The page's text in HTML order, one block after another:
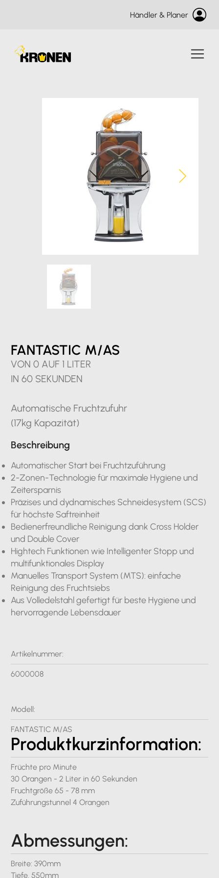
Händler & Planer
FANTASTIC M/AS
VON 0 AUF 1 LITER
IN 60 SEKUNDEN
Automatische Fruchtzufuhr
(17kg Kapazität)
Beschreibung
Automatischer Start bei Fruchtzuführung
2-Zonen-Technologie für maximale Hygiene und
Zeitersparnis
Präzises und dydnamisches Schneidesystem (SCS)
für höchste Saftreinheit
Bedienerfreundliche Reinigung dank Cross Holder
und Double Cover
Hightech Funktionen wie Intelligenter Stopp und
multifunktionales Display
Manuelles Transport System (MTS): einfache
Reinigung des Fruchtsiebs
Aus Volledelstahl gefertigt für beste Hygiene und
hervorragende Lebensdauer
Artikelnummer:
6000008
Modell:
FANTASTIC M/AS
Produktkurzinformation:
Früchte pro Minute
30 Orangen - 2 Liter in 60 Sekunden
Fruchtgröße 65 - 78 mm
Zuführungstunnel 4 Orangen
Abmessungen:
Breite: 390mm
Tiefe. 550mm